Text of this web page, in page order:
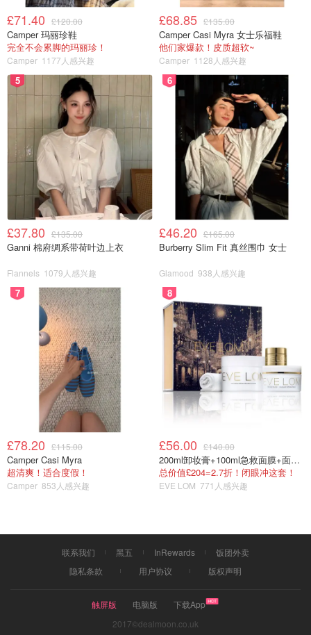
祝大家新春快乐！与时俱进，大展鸿兔，钱兔似锦，兔飞猛
进！
（全文完）
本文作者：Willy Rong。
£71.40 £120.00
Camper 玛丽珍鞋
完全不会累脚的玛丽珍！
Camper 1177人感兴趣
£68.85 £135.00
Camper Casi Myra 女士乐福鞋
他们家爆款！皮质超软~
Camper 1128人感兴趣
5
£37.80 £135.00
Ganni 棉府绸系带荷叶边上衣
Flannels 1079人感兴趣
6
£46.20 £165.00
Burberry Slim Fit 真丝围巾 女士
Glamood 938人感兴趣
7
£78.20 £115.00
Camper Casi Myra
超清爽！适合度假！
Camper 853人感兴趣
8
£56.00 £140.00
200ml卸妆膏+100ml急救面膜+面霜+洁颜布
总价值£204=2.7折！闭眼冲这套！
EVE LOM 771人感兴趣
联系我们 黑五 InRewards
饭团外卖
隐私条款
用户协议 版权声明
触屏版 电脑版
下载App
2017©dealmoon.co.uk